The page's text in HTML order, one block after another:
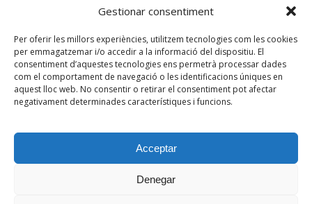
Gestionar consentiment
Per oferir les millors experiències, utilitzem tecnologies com les cookies
per emmagatzemar i/o accedir a la informació del dispositiu. El
consentiment d’aquestes tecnologies ens permetrà processar dades
com el comportament de navegació o les identificacions úniques en
aquest lloc web. No consentir o retirar el consentiment pot afectar
negativament determinades característiques i funcions.
Acceptar
Denegar
© 2026 Centre d'Estudis de l'Hospitalet de l'Infant. Tots els drets